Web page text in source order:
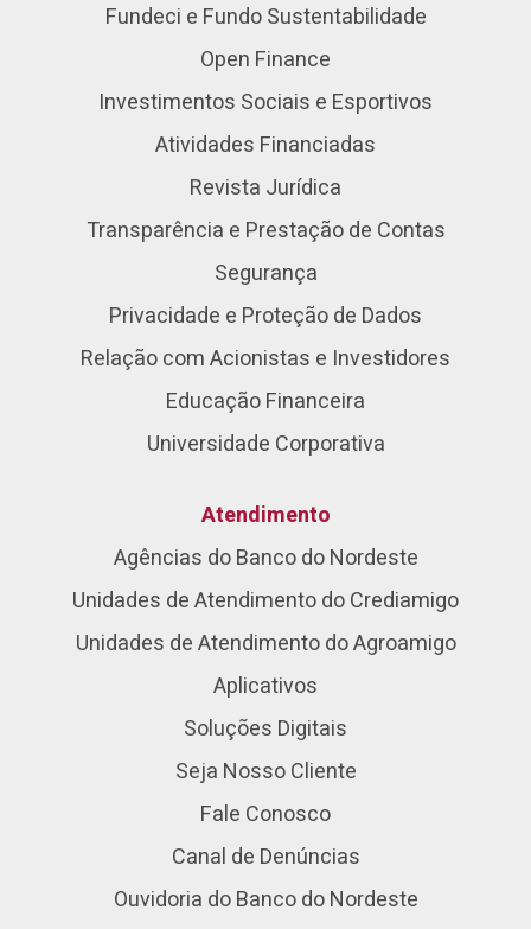
Fundeci e Fundo Sustentabilidade
Open Finance
Investimentos Sociais e Esportivos
Atividades Financiadas
Revista Jurídica
Transparência e Prestação de Contas
Segurança
Privacidade e Proteção de Dados
Relação com Acionistas e Investidores
Educação Financeira
Universidade Corporativa
Atendimento
Agências do Banco do Nordeste
Unidades de Atendimento do Crediamigo
Unidades de Atendimento do Agroamigo
Aplicativos
Soluções Digitais
Seja Nosso Cliente
Fale Conosco
Canal de Denúncias
Ouvidoria do Banco do Nordeste